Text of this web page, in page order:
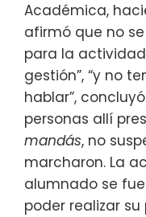
Académica,
afirmó que no
para la
gestión”, “y no
hablar”,
personas allí
mandás, no
marcharon. La
alumnado se
poder realizar